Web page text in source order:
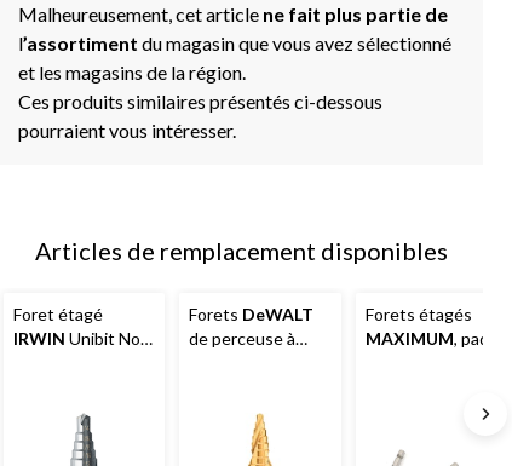
Malheureusement, cet article ne fait plus partie de
l’assortiment du magasin que vous avez sélectionné
et les magasins de la région.
Ces produits similaires présentés ci-dessous
pourraient vous intéresser.
Articles de remplacement disponibles
Foret étagé
IRWIN Unibit No.
plastique, 3 1/4 x
Forets DeWALT
de perceuse à
Forets étagés
MAXIMUM, paq. 3